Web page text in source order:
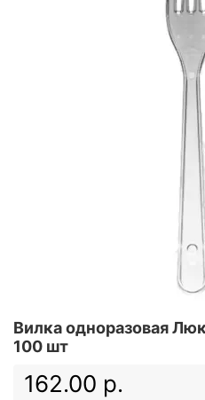
Вилка одноразовая
100 шт
162.00 р.